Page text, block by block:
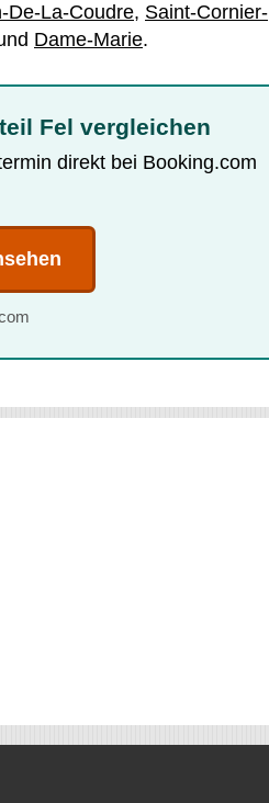
De-La-Coudre, Saint-Cornier-
Dame-Marie.
Fel vergleichen
direkt bei Booking.com